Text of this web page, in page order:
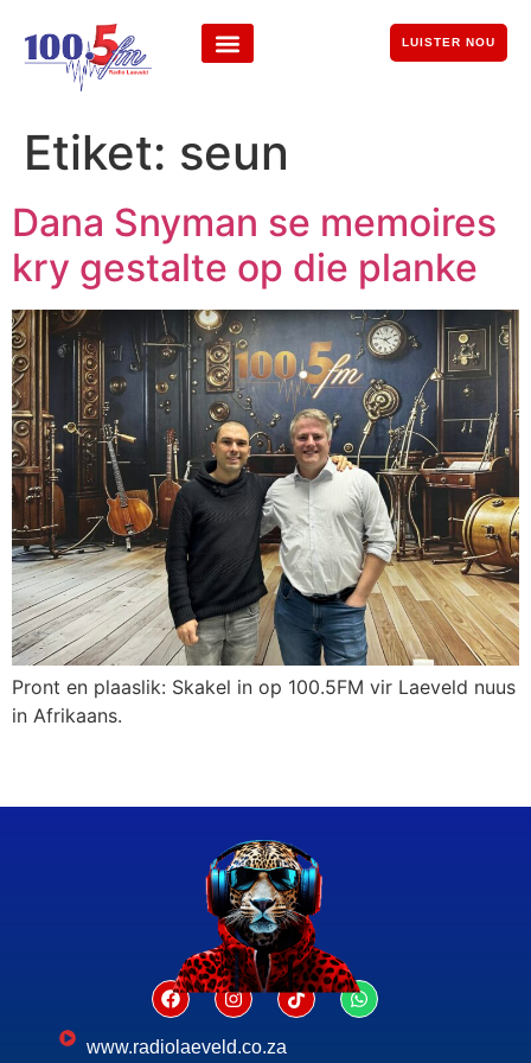
LUISTER NOU
Etiket: seun
Dana Snyman se memoires
kry gestalte op die planke
Pront en plaaslik: Skakel in op 100.5FM vir Laeveld nuus
in Afrikaans.
www.radiolaeveld.co.za